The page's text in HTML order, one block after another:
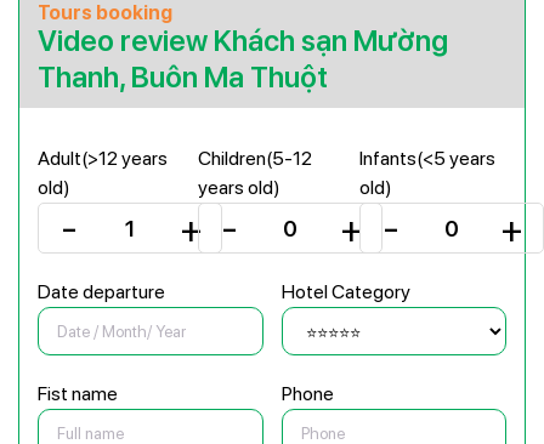
Video review Khách sạn Mường
Thanh, Buôn Ma Thuột
Tours booking
Adult(>12 years
old)
Children(5-12
years old)
Infants(<5 years
old)
Date departure Hotel Category
Fist name Phone